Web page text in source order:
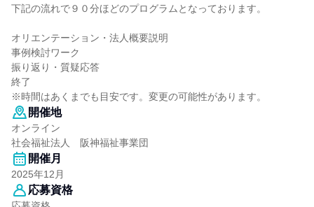
下記の流れで９０分ほどのプログラムとなっております。
オリエンテーション・法人概要説明
事例検討ワーク
振り返り・質疑応答
終了
※時間はあくまでも目安です。変更の可能性があります。
開催地
オンライン
社会福祉法人 阪神福祉事業団
開催月
2025年12月
応募資格